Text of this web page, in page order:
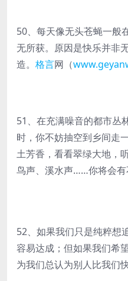
50、每天像无头苍蝇一般
无所获。原因是快乐并非
造。 格言网（
51、在充满噪音的都市丛
时，你不妨抽空到乡间走
土芳香，看看翠绿大地，
鸟声、溪水声……你将会有
52、如果我们只是纯粹想
容易达成；但如果我们希
为我们总认为别人比我们快